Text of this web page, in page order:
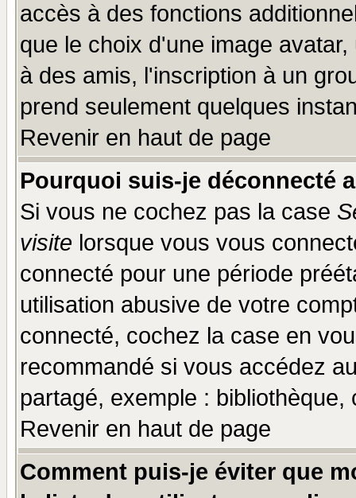
accès à des fonctions
que le choix d'une image
à des amis, l'inscription à un
prend seulement quelques
Revenir en haut de page
Pourquoi suis-je déconnecté
Si vous ne cochez pas la case
visite lorsque vous vous
connecté pour une période
utilisation abusive de votre
connecté, cochez la case en
recommandé si vous accédez
partagé, exemple :
Revenir en haut de page
Comment puis-je éviter que